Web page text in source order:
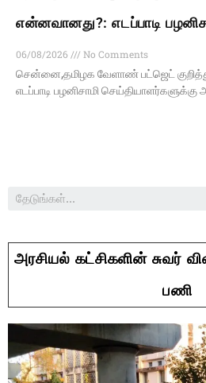
என்னவானது?: எடப்பாடி
06/08/2026
No Comments
சென்னை,தமிழக வேளாண் பட்ஜெட்
எடப்பாடி பழனிசாமி செய்தியாளர்களுக்கு
அரசியல் கட்சிகளின் சுவர்
பணி